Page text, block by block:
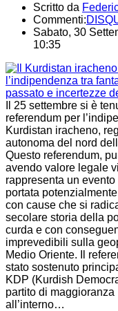
Scritto da
Commenti:
Sabato, 30
10:35
Il 25 settembre si è
referendum per
Kurdistan iracheno,
autonoma del nord
Questo referendum,
avendo valore legale
rappresenta un evento
portata
con cause che si
secolare storia della
curda e con
imprevedibili sulla
Medio Oriente. Il
stato sostenuto
KDP (Kurdish
partito di maggioranza
all’interno…